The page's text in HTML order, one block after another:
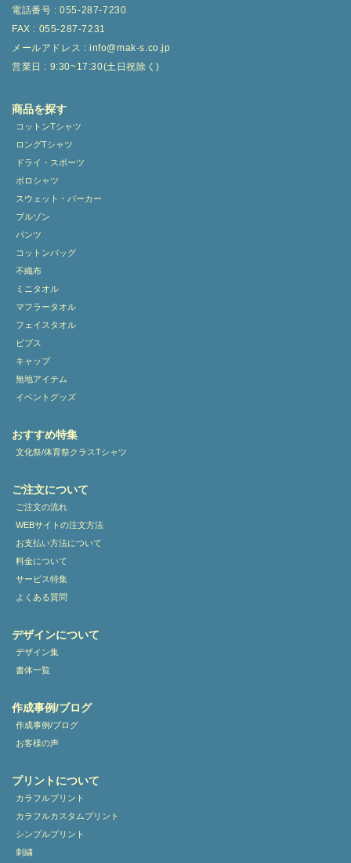
電話番号 : 055-287-7230
FAX : 055-287-7231
メールアドレス : info@mak-s.co.jp
営業日 : 9:30~17:30(土日祝除く)
商品を探す
コットンTシャツ
ロングTシャツ
ドライ・スポーツ
ポロシャツ
スウェット・パーカー
ブルゾン
パンツ
コットンバッグ
不織布
ミニタオル
マフラータオル
フェイスタオル
ビブス
キャップ
無地アイテム
イベントグッズ
おすすめ特集
文化祭/体育祭クラスTシャツ
ご注文について
ご注文の流れ
WEBサイトの注文方法
お支払い方法について
料金について
サービス特集
よくある質問
デザインについて
デザイン集
書体一覧
作成事例/ブログ
作成事例/ブログ
お客様の声
プリントについて
カラフルプリント
カラフルカスタムプリント
シンプルプリント
刺繍